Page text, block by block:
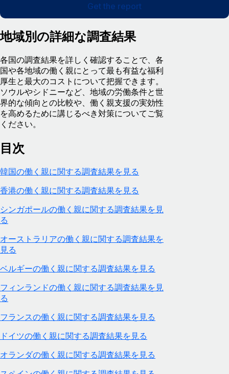
Get the report
地域別の詳細な調査結果
各国の調査結果を詳しく確認することで、各
国や各地域の働く親にとって最も有益な福利
厚生と最大のコストについて把握できます。
ソウルやシドニーなど、地域の労働条件と世
界的な傾向との比較や、働く親支援の実効性
を高めるために講じるべき対策についてご覧
ください。
目次
韓国の働く親に関する調査結果を見る
香港の働く親に関する調査結果を見る
シンガポールの働く親に関する調査結果を見
る
オーストラリアの働く親に関する調査結果を
見る
ベルギーの働く親に関する調査結果を見る
フィンランドの働く親に関する調査結果を見
る
フランスの働く親に関する調査結果を見る
ドイツの働く親に関する調査結果を見る
オランダの働く親に関する調査結果を見る